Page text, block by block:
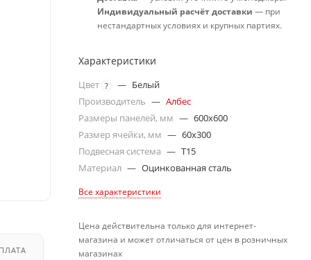
Индивидуальный расчёт доставки — при
нестандартных условиях и крупных партиях.
Характеристики
Цвет ? — Белый
Производитель — Албес
Размеры панелей, мм — 600x600
Размер ячейки, мм — 60x300
Подвесная система — T15
Материал — Оцинкованная сталь
Все характеристики
Цена действительна только для интернет-
магазина и может отличаться от цен в розничных
магазинах